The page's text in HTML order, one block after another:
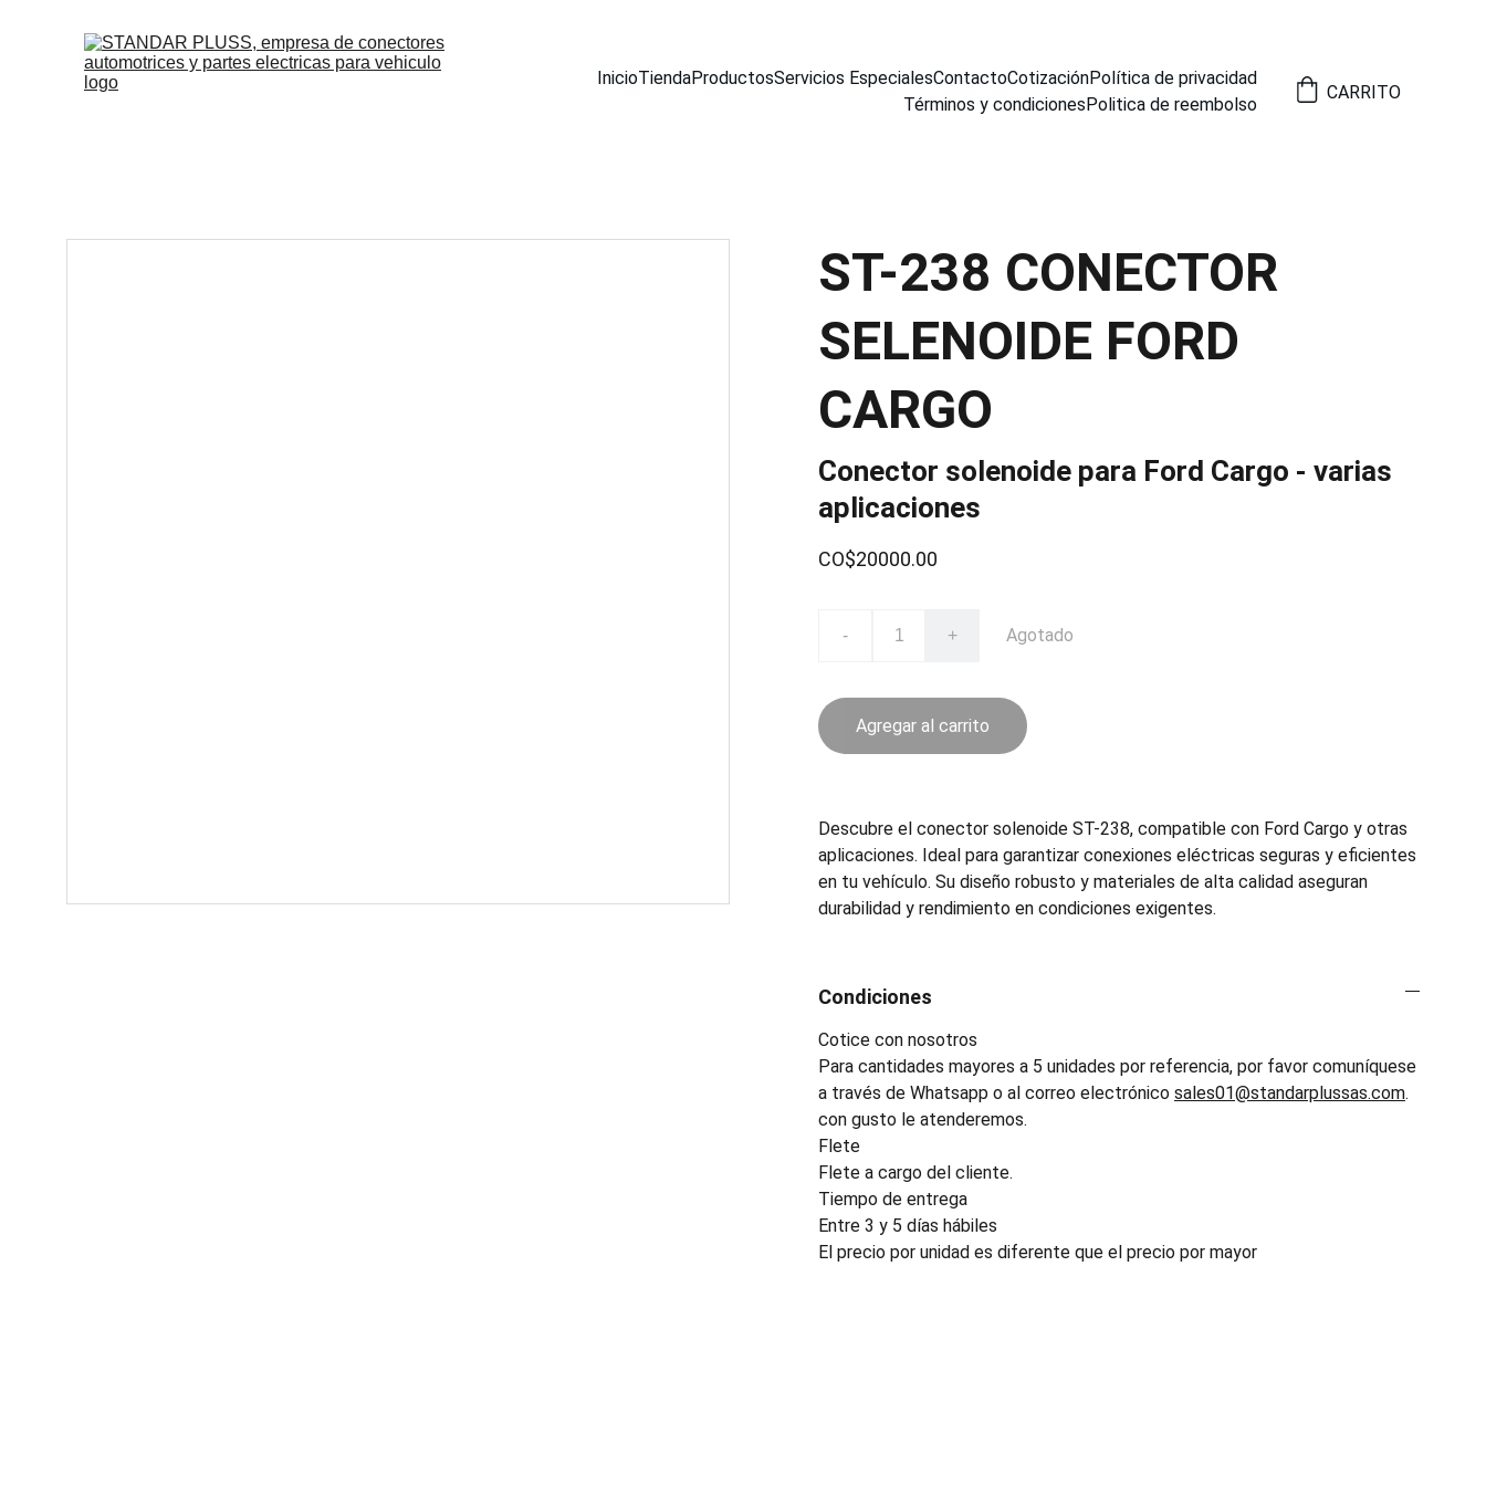
InicioTiendaProductosServicios EspecialesContactoCotizaciónPolítica de privacidad
Términos y condicionesPolitica de reembolso
CARRITO
ST-238 CONECTOR
SELENOIDE FORD
CARGO
Conector solenoide para Ford Cargo - varias
aplicaciones
CO$20000.00
- + Agotado
Agregar al carrito
Descubre el conector solenoide ST-238, compatible con Ford Cargo y otras
aplicaciones. Ideal para garantizar conexiones eléctricas seguras y eficientes
en tu vehículo. Su diseño robusto y materiales de alta calidad aseguran
durabilidad y rendimiento en condiciones exigentes.
Condiciones
Cotice con nosotros
Para cantidades mayores a 5 unidades por referencia, por favor comuníquese
a través de Whatsapp o al correo electrónico sales01@standarplussas.com.
con gusto le atenderemos.
Flete
Flete a cargo del cliente.
Tiempo de entrega
Entre 3 y 5 días hábiles
El precio por unidad es diferente que el precio por mayor